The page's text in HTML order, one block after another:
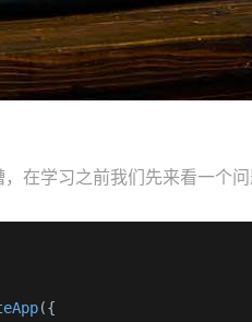
在学习之前我们先来看一个
({